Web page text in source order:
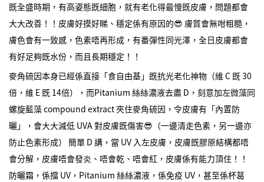
既全盛時期，有高姿態既細胞，就有老化得最慢既皮膚，問題都會
大大改善！！皮膚好摸好睇、穩定係有原因的😎 膚質會無咁粗糙，
膚色會有一致感，色素唔再形成，有番彈性同光澤，全日皮膚都會
有好足夠既水份，而且長期穩定！！
麥角硫因本身已經係直接「食自由基」既抗光老化神物（維 C 既 30
倍，維 E 既 14倍），而Pitanium 絲絲濃液去盡 D，刻意加左微藻同
螺旋藍藻 compound extract 夾住麥角硫因，令皮膚有「內置防
曬」，會大大減低 UVA 對皮膚既傷害😎（一邊清走色素，另一邊亦
防止色素形成） 簡單 D 講，當 UV 入左皮膚，皮膚既膠原結構都唔
會分解，皮膚唔會發炎、唔會乾、唔會紅，皮膚係有能力頂住！！
防曬霜，係擋 UV，Pitanium 絲絲濃液，係免疫 UV，甚至係杯葛